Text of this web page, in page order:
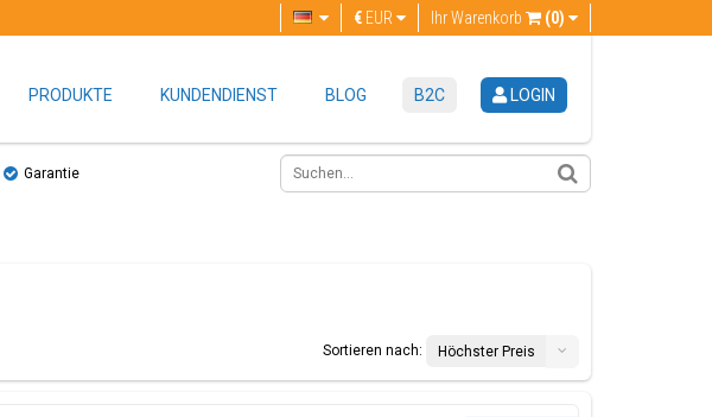
Ihr Warenkorb (0)
€ EUR
PRODUKTE KUNDENDIENST BLOG B2C LOGIN
Garantie
Sortieren nach:
Höchster Preis